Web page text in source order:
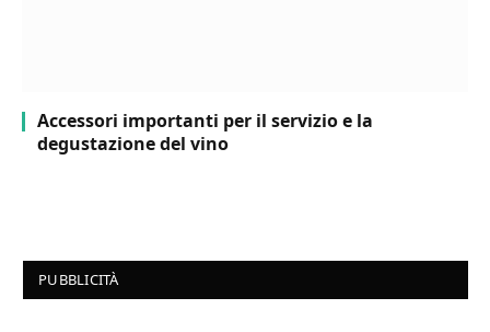
Accessori importanti per il servizio e la
degustazione del vino
PUBBLICITÀ